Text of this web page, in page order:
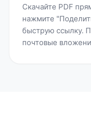
Скачайте PDF
нажмите
быструю ссылку.
почтовые